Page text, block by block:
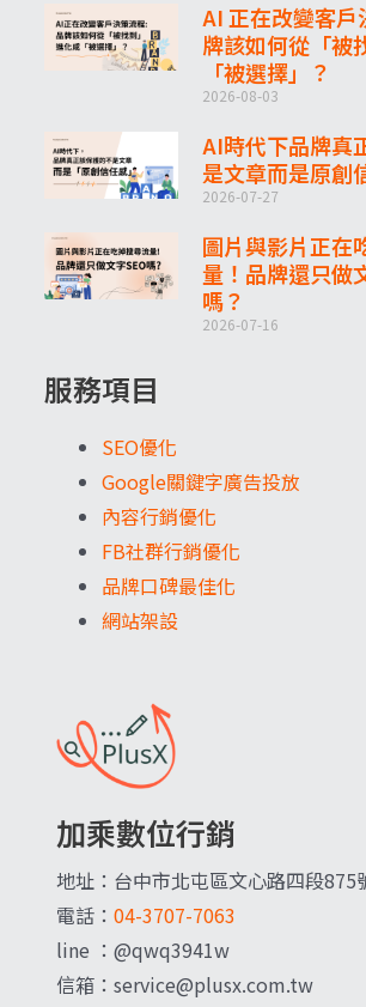
加乘數位行銷
地址：台中市北屯區文心路四段875
電話： 04-3707-7063
line ：@qwq3941w
信箱：service@plusx.com.tw
服務項目
SEO優化
Google關鍵字廣告投放
內容行銷優化
FB社群行銷優化
品牌口碑最佳化
網站架設
AI 正在改變客戶
牌該如何從「被
「被選擇」？
2026-08-03
AI時代下品牌真
是文章而是原創
2026-07-27
圖片與影片正在
量！品牌還只做
嗎？
2026-07-16